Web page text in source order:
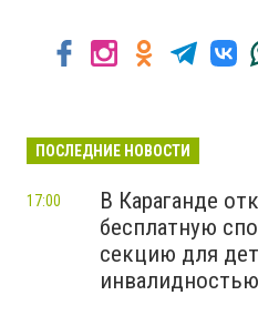
ПОСЛЕДНИЕ НОВОСТИ
В Караганде
бесплатную
секцию для
инвалидностью
17:00